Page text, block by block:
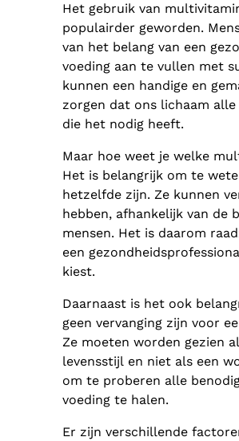
Het gebruik van
populairder geworden.
van het belang van een
voeding aan te vullen met
kunnen een handige en
zorgen dat ons lichaam
die het nodig heeft.
Maar hoe weet je welke
Het is belangrijk om te
hetzelfde zijn. Ze kunnen
hebben, afhankelijk van de
mensen. Het is daarom
een
kiest.
Daarnaast is het ook
geen vervanging zijn voor
Ze moeten worden gezien
levensstijl en niet als een
om te proberen alle
voeding te halen.
Er zijn verschillende